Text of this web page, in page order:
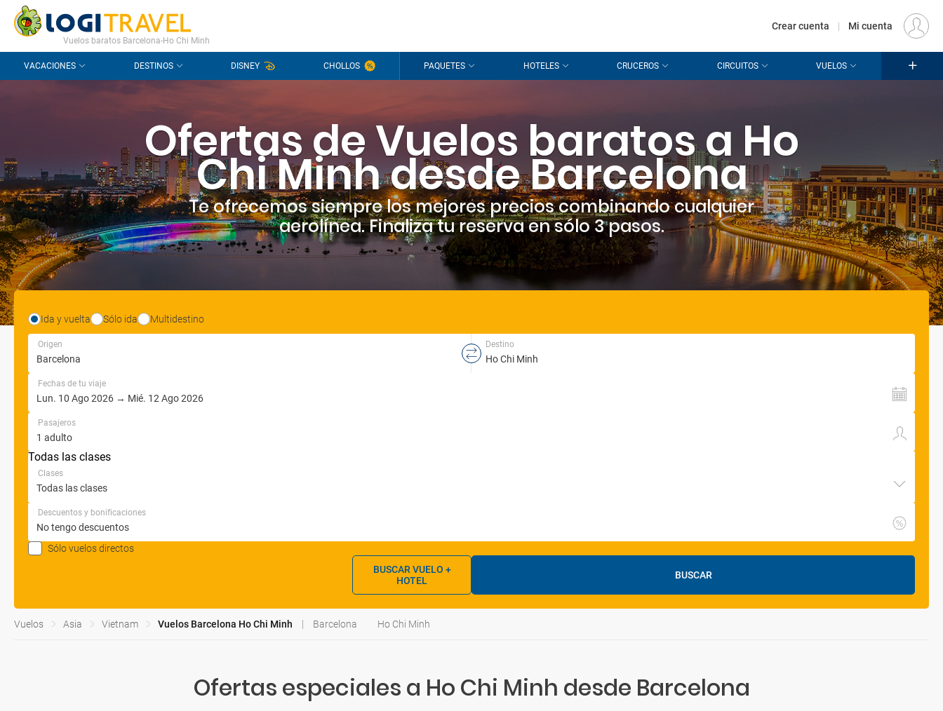
CONTACTO PREGUNTAS FRECUENTES EUR
Vuelos baratos Barcelona-Ho Chi Minh
Crear cuenta | Mi cuenta
VACACIONES DESTINOS DISNEY CHOLLOS PAQUETES HOTELES CRUCEROS CIRCUITOS VUELOS
Ofertas de Vuelos baratos a Ho
Chi Minh desde Barcelona
Te ofrecemos siempre los mejores precios combinando cualquier
aerolínea. Finaliza tu reserva en sólo 3 pasos.
Ida y vuelta Sólo ida Multidestino
Origen Destino
Fechas de tu viaje
Pasajeros
Todas las clases
Clases
Descuentos y bonificaciones
Sólo vuelos directos
BUSCAR
BUSCAR VUELO +
HOTEL
Vuelos Asia Vietnam Vuelos Barcelona Ho Chi Minh Barcelona Ho Chi Minh
Ofertas especiales a Ho Chi Minh desde Barcelona